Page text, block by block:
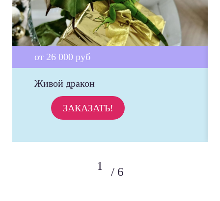
от 26 000 руб
Живой дракон
ЗАКАЗАТЬ!
6